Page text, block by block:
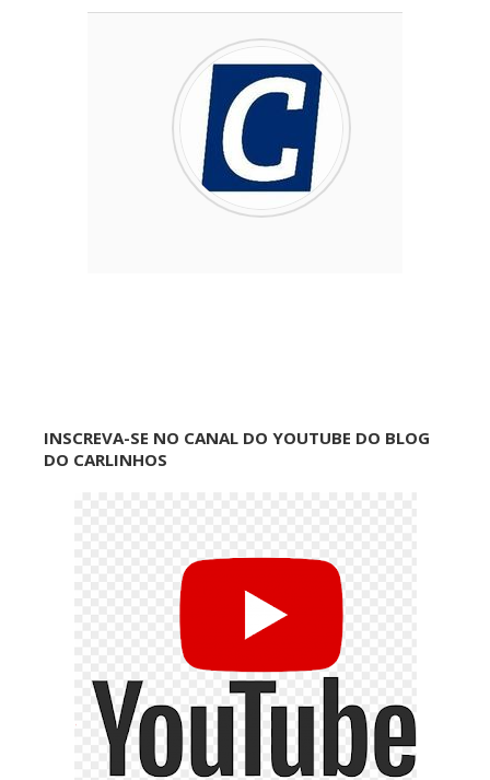
INSCREVA-SE NO CANAL DO YOUTUBE DO BLOG
DO CARLINHOS